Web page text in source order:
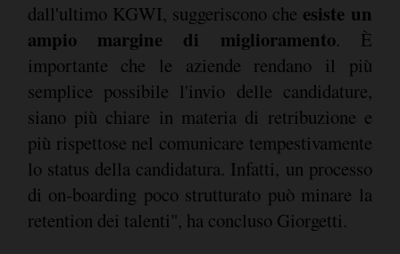
dall'ultimo KGWI, suggeriscono che esiste un
ampio margine di miglioramento. È
importante che le aziende rendano il più
semplice possibile l'invio delle candidature,
siano più chiare in materia di retribuzione e
più rispettose nel comunicare tempestivamente
lo status della candidatura. Infatti, un processo
di on-boarding poco strutturato può minare la
retention dei talenti", ha concluso Giorgetti.